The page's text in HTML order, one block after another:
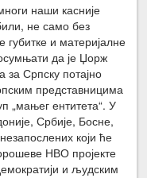
наши касније
не само без
и материјалне
да је Џорж
Српску потајно
представницима
„мањег ентитета“. У
Србије, Босне,
који ће
НВО пројекте
и људским